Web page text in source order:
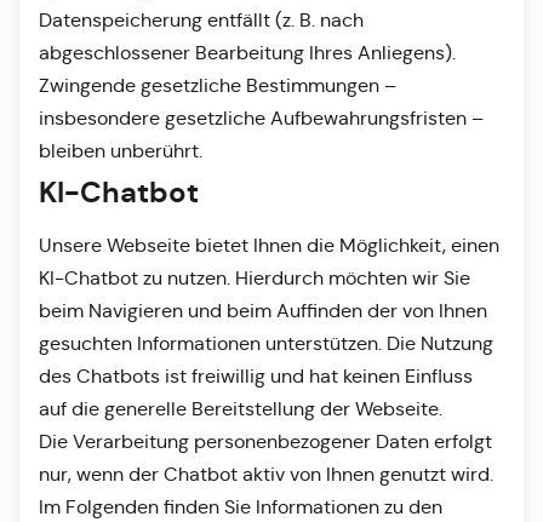
Datenspeicherung entfällt (z. B. nach
abgeschlossener Bearbeitung Ihres Anliegens).
Zwingende gesetzliche Bestimmungen –
insbesondere gesetzliche Aufbewahrungsfristen –
bleiben unberührt.
KI-Chatbot
Unsere Webseite bietet Ihnen die Möglichkeit, einen
KI-Chatbot zu nutzen. Hierdurch möchten wir Sie
beim Navigieren und beim Auffinden der von Ihnen
gesuchten Informationen unterstützen. Die Nutzung
des Chatbots ist freiwillig und hat keinen Einfluss
auf die generelle Bereitstellung der Webseite.
Die Verarbeitung personenbezogener Daten erfolgt
nur, wenn der Chatbot aktiv von Ihnen genutzt wird.
Im Folgenden finden Sie Informationen zu den